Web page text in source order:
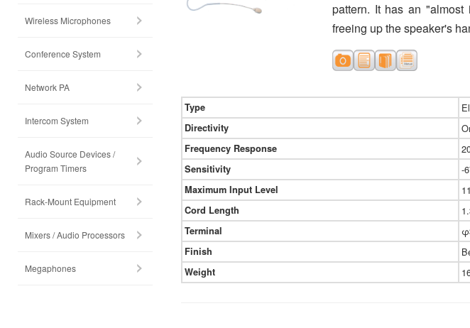
pattern. It has an
freeing up the speaker's
Type
Directivity
Frequency Response
Sensitivity -
Maximum Input Level
Cord Length
Terminal
Finish
Weight
Wireless Microphones
Conference System
Network PA
Intercom System
Audio Source Devices /
Program Timers
Rack-Mount Equipment
Mixers / Audio Processors
Megaphones